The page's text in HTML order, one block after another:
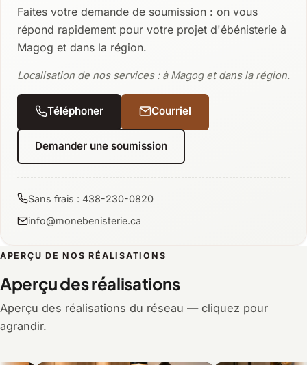
Faites votre demande de soumission : on vous
répond rapidement pour votre projet d'ébénisterie à
Magog et dans la région.
Localisation de nos services : à Magog et dans la région.
Téléphoner Courriel
Demander une soumission
Sans frais : 438-230-0820
info@monebenisterie.ca
APERÇU DE NOS RÉALISATIONS
Aperçu des réalisations
Aperçu des réalisations du réseau — cliquez pour
agrandir.